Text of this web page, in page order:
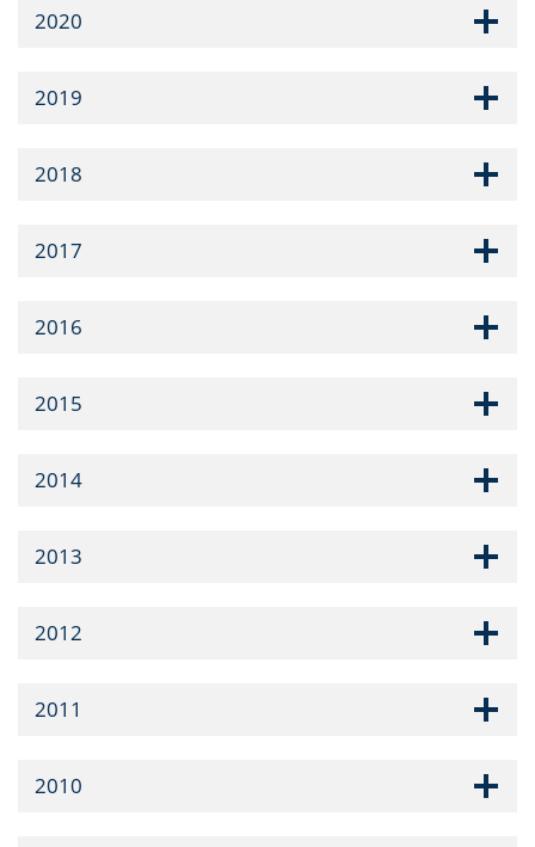
2020
2019
2018
2017
2016
2015
2014
2013
2012
2011
2010